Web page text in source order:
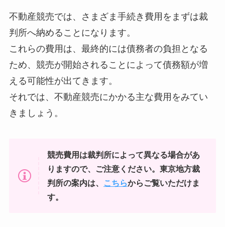
不動産競売では、さまざま手続き費用をまずは裁
判所へ納めることになります。
これらの費用は、最終的には債務者の負担となる
ため、競売が開始されることによって債務額が増
える可能性が出てきます。
それでは、不動産競売にかかる主な費用をみてい
きましょう。
競売費用は裁判所によって異なる場合があ
りますので、ご注意ください。東京地方裁
判所の案内は、
こちらからご覧いただけま
す。